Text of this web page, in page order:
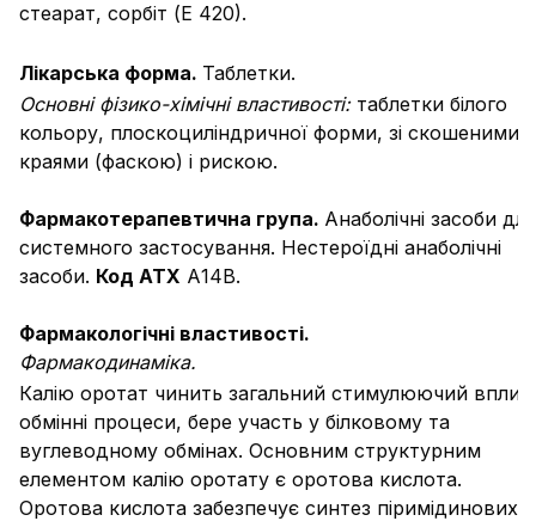
стеарат, сорбіт (Е 420).
Лікарська форма. Таблетки.
Основні фізико-хімічні властивості: таблетки білого
кольору, плоскоциліндричної форми, зі скошеними
краями (фаскою) і рискою.
Фармакотерапевтична група. Анаболічні засоби для
системного застосування. Нестероїдні анаболічні
засоби. Код АТХ А14В.
Фармакологічні властивості.
Фармакодинаміка.
Калію оротат чинить загальний стимулюючий
обмінні процеси, бере участь у білковому та
вуглеводному обмінах. Основним структурним
елементом калію оротату є оротова кислота.
Оротова кислота забезпечує синтез піримідинових